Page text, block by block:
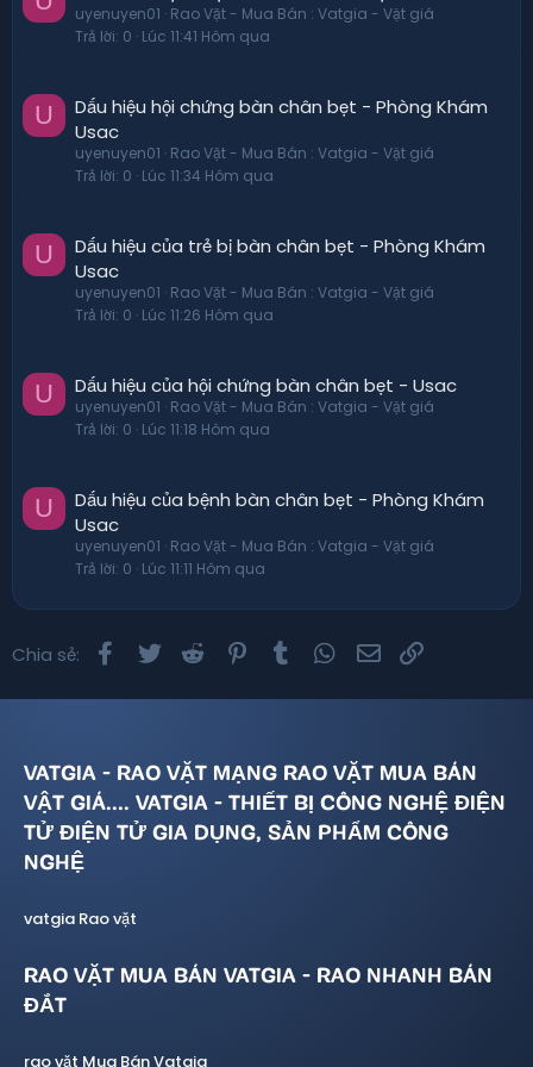
uyenuyen01 Rao Vặt - Mua Bán : Vatgia - Vật giá
Trả lời 0 Lúc 11:41 Hôm qua
U
Dấu hiệu hội chứng bàn chân bẹt - Phòng Khám
Usac
uyenuyen01 Rao Vặt - Mua Bán : Vatgia - Vật giá
Trả lời 0 Lúc 11:34 Hôm qua
U
Dấu hiệu của trẻ bị bàn chân bẹt - Phòng Khám
Usac
uyenuyen01 Rao Vặt - Mua Bán : Vatgia - Vật giá
Trả lời 0 Lúc 11:26 Hôm qua
U Dấu hiệu của hội chứng bàn chân bẹt - Usac
uyenuyen01 Rao Vặt - Mua Bán : Vatgia - Vật giá
Trả lời 0 Lúc 11:18 Hôm qua
U
Dấu hiệu của bệnh bàn chân bẹt - Phòng Khám
Usac
uyenuyen01 Rao Vặt - Mua Bán : Vatgia - Vật giá
Trả lời 0 Lúc 11:11 Hôm qua
Chia sẻ: Facebook
Twitter Reddit Pinterest
Tumblr WhatsApp
Email
VATGIA - RAO VẶT MẠNG RAO VẶT MUA BÁN
VẬT GIÁ.... VATGIA - THIẾT BỊ CÔNG NGHỆ ĐIỆN
TỬ ĐIỆN TỬ GIA DỤNG, SẢN PHẨM CÔNG
NGHỆ
vatgia Rao vặt
RAO VẶT MUA BÁN VATGIA - RAO NHANH BÁN
ĐẮT
rao vặt Mua Bán Vatgia